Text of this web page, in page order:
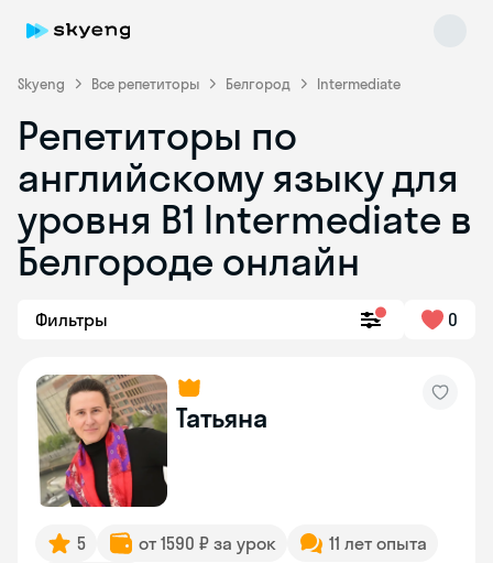
Skyeng Все репетиторы Белгород Intermediate
Репетиторы по
английскому языку для
уровня B1 Intermediate в
Белгороде онлайн
Фильтры 0
Татьяна
5 от 1590 ₽ за урок
11 лет опыта
Skyeng Chat